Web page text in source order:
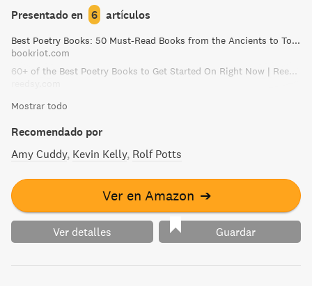
1855, “Hojas de hierba” vio nueve ediciones corregidas y
aumentadas en vida del poeta. La presente antología
bilingüe, traducida, prologada y anotada por Manuel Villar
Raso, ofrece los poemas de Whitman en sus primeras
versiones, en las cuales el impulso que les dio origen se
expurgadas por el propio poeta.
Presentado en 6 artículos
Best Poetry Books: 50 Must-Read Books from the Ancients to Today
bookriot.com
60+ of the Best Poetry Books to Get Started On Right Now | Reedsy Discovery
Mostrar todo
Recomendado por
Amy Cuddy Kevin Kelly Rolf Potts
Ver en Amazon ➔
Ver detalles Guardar